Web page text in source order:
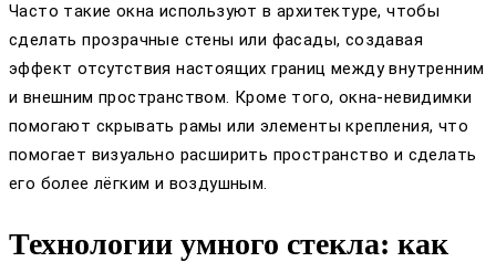
Часто такие окна используют в архитектуре, чтобы
сделать прозрачные стены или фасады, создавая
эффект отсутствия настоящих границ между внутренним
и внешним пространством. Кроме того, окна-невидимки
помогают скрывать рамы или элементы крепления, что
помогает визуально расширить пространство и сделать
его более лёгким и воздушным.
Технологии умного стекла: как